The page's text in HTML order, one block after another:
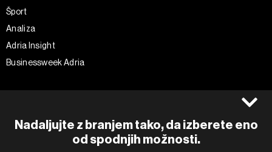
Nadaljujte z branjem tako, da izberete eno
od spodnjih možnosti.
Šport
Analiza
Adria Insight
Businessweek Adria
Piškotki
Instagram